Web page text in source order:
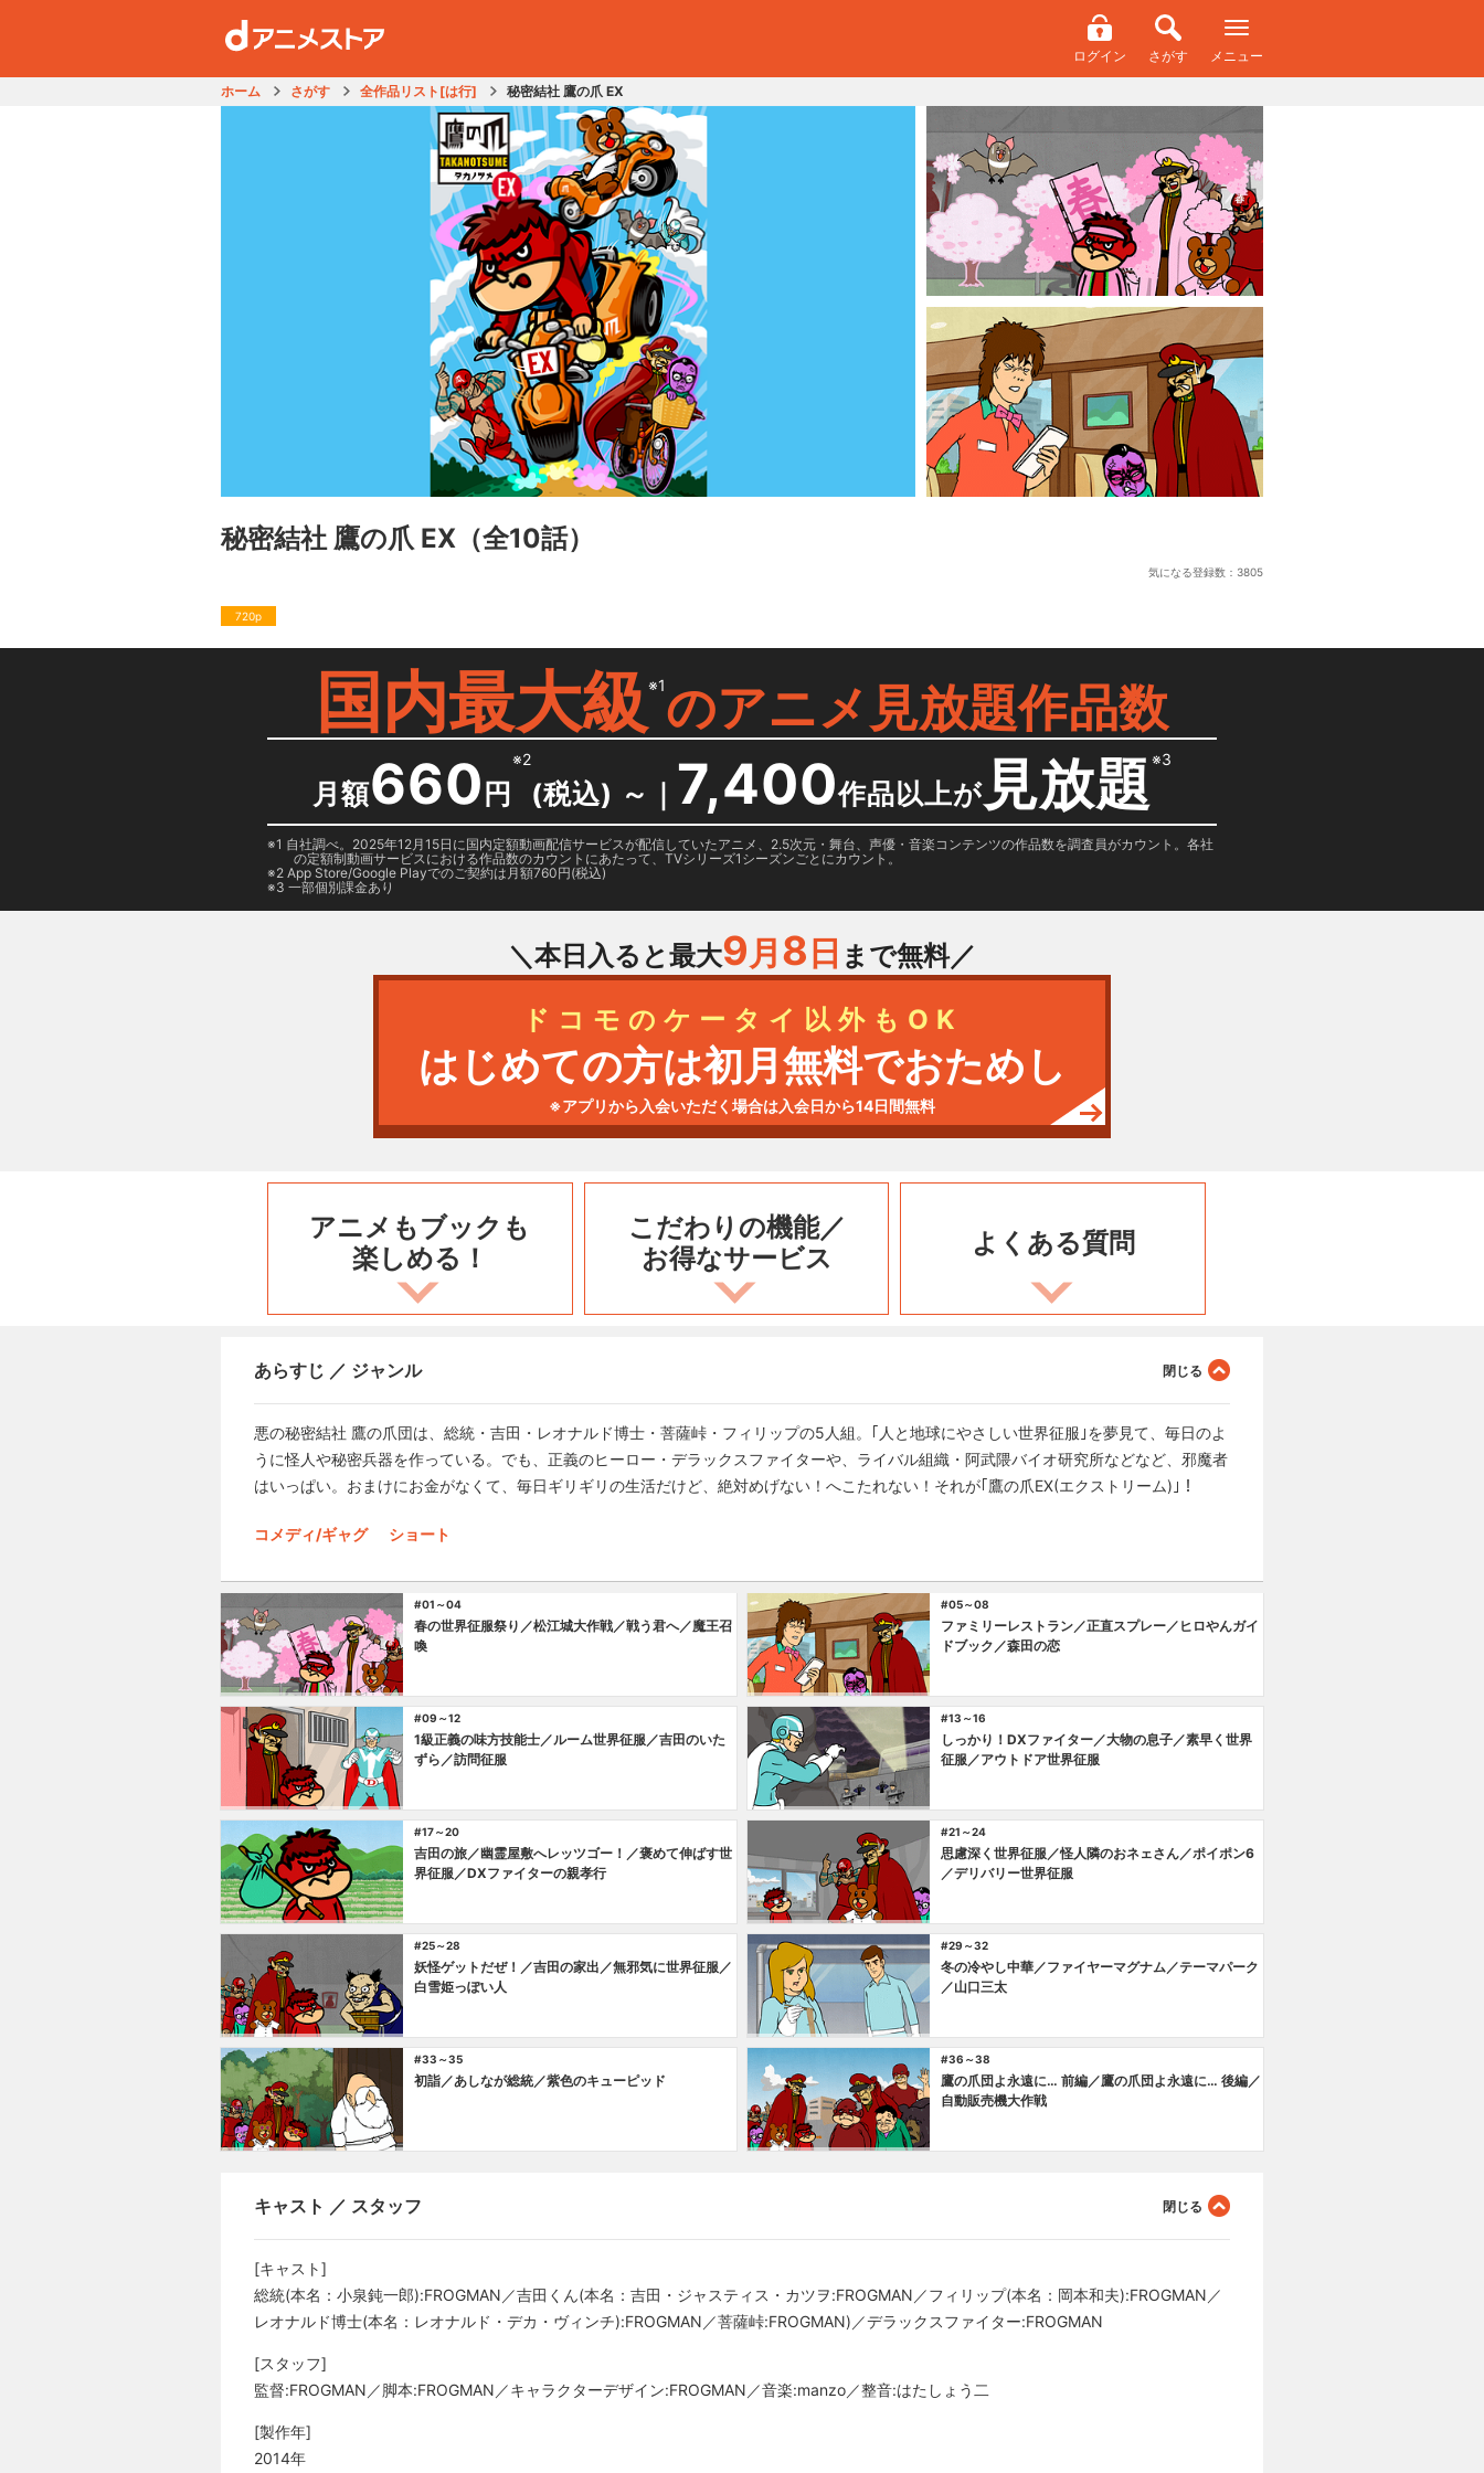
ログイン さがす メニュー
ホーム さがす 全作品リスト[は行] 秘密結社 鷹の爪 EX
秘密結社 鷹の爪 EX （全10話）
気になる登録数： 3805
720p
国内最大級 ※1のアニメ見放題作品数
月額660 円
※2
(税込) ～ ｜ 7,400作品以上が 見放題※3
1 自社調べ。2025年12月15日に国内定額動画配信サービスが配信していたアニメ、2.5次元・舞台、声優・音楽コンテンツの作品数を調査員がカウント。各社
の定額制動画サービスにおける作品数のカウントにあたって、TVシリーズ1シーズンごとにカウント。
2 App Store/Google Playでのご契約は月額760円(税込)
3 一部個別課金あり
＼本日入ると最大9月 8 日 まで無料／
ドコモのケータイ以外もOK
はじめての方は初月無料でおためし
※アプリから入会いただく場合は入会日から14日間無料
アニメもブックも
楽しめる！
こだわりの機能／
お得なサービス
よくある質問
あらすじ ／ ジャンル
悪の秘密結社 鷹の爪団は、総統・吉田・レオナルド博士・菩薩峠・フィリップの5人組。｢人と地球にやさしい世界征服｣を夢見て、毎日のよ
うに怪人や秘密兵器を作っている。でも、正義のヒーロー・デラックスファイターや、ライバル組織・阿武隈バイオ研究所などなど、邪魔者
はいっぱい。おまけにお金がなくて、毎日ギリギリの生活だけど、絶対めげない！へこたれない！それが｢鷹の爪EX(エクストリーム)｣！
コメディ/ギャグ ショート
#01～04
春の世界征服祭り／松江城大作戦／戦う君へ／魔王召
喚
#05～08
ファミリーレストラン／正直スプレー／ヒロやんガイ
ドブック／森田の恋
#09～12
1級正義の味方技能士／ルーム世界征服／吉田のいた
ずら／訪問征服
#13～16
しっかり！DXファイター／大物の息子／素早く世界
征服／アウトドア世界征服
#17～20
吉田の旅／幽霊屋敷へレッツゴー！／褒めて伸ばす世
界征服／DXファイターの親孝行
#21～24
思慮深く世界征服／怪人隣のおネェさん／ポイポン6
／デリバリー世界征服
#25～28
妖怪ゲットだぜ！／吉田の家出／無邪気に世界征服／
白雪姫っぽい人
#29～32
冬の冷やし中華／ファイヤーマグナム／テーマパーク
／山口三太
#33～35
初詣／あしなが総統／紫色のキューピッド
#36～38
鷹の爪団よ永遠に… 前編／鷹の爪団よ永遠に… 後編／
自動販売機大作戦
キャスト ／ スタッフ
[キャスト]
総統(本名：小泉鈍一郎):FROGMAN／吉田くん(本名：吉田・ジャスティス・カツヲ:FROGMAN／フィリップ(本名：岡本和夫):FROGMAN／
レオナルド博士(本名：レオナルド・デカ・ヴィンチ):FROGMAN／菩薩峠:FROGMAN)／デラックスファイター:FROGMAN
[スタッフ]
監督:FROGMAN／脚本:FROGMAN／キャラクターデザイン:FROGMAN／音楽:manzo／整音:はたしょう二
[製作年]
2014年